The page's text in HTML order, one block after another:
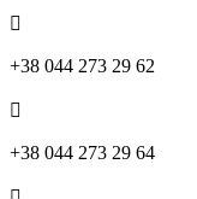
+38 044 273 29 62
+38 044 273 29 64